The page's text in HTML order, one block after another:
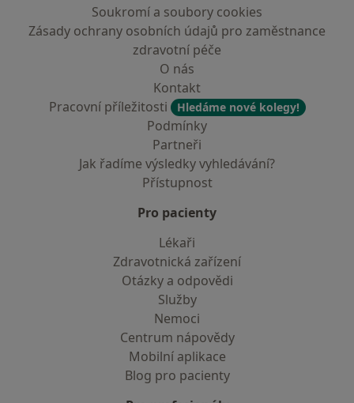
Soukromí a soubory cookies
Zásady ochrany osobních údajů pro zaměstnance
zdravotní péče
O nás
Kontakt
Pracovní příležitosti
Hledáme nové kolegy!
Podmínky
Partneři
Jak řadíme výsledky vyhledávání?
Přístupnost
Pro pacienty
Lékaři
Zdravotnická zařízení
Otázky a odpovědi
Služby
Nemoci
Centrum nápovědy
Mobilní aplikace
Blog pro pacienty